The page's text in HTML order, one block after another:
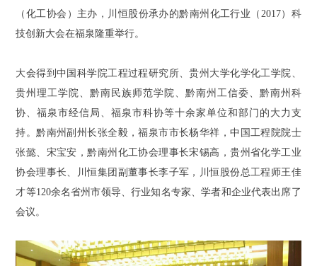
（化工协会）主办，川恒股份承办的黔南州化工行业（2017）科
技创新大会在福泉隆重举行。
大会得到中国科学院工程过程研究所、贵州大学化学化工学院、
贵州理工学院、黔南民族师范学院、黔南州工信委、黔南州科
协、福泉市经信局、福泉市科协等十余家单位和部门的大力支
持。黔南州副州长张全毅，福泉市市长杨华祥，中国工程院院士
张懿、宋宝安，黔南州化工协会理事长宋锡高，贵州省化学工业
协会理事长、川恒集团副董事长李子军，川恒股份总工程师王佳
才等120余名省州市领导、行业知名专家、学者和企业代表出席了
会议。